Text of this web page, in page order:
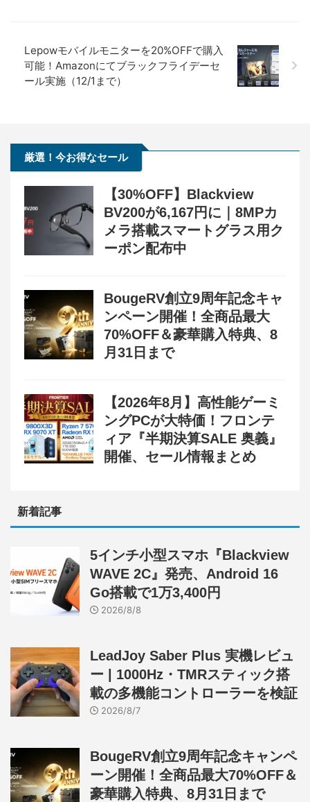
Lepowモバイルモニターを20%OFFで購入
可能！Amazonにてブラックフライデーセ
ール実施（12/1まで）
厳選！今お得なセール
【30%OFF】Blackview
BV200が6,167円に｜8MPカ
メラ搭載スマートグラス用ク
ーポン配布中
BougeRV創立9周年記念キャ
ンペーン開催！全商品最大
70%OFF＆豪華購入特典、8
月31日まで
【2026年8月】高性能ゲーミ
ングPCが大特価！フロンテ
ィア『半期決算SALE 奥義』
開催、セール情報まとめ
新着記事
5インチ小型スマホ『Blackview
WAVE 2C』発売、Android 16
Go搭載で1万3,400円
2026/8/8
LeadJoy Saber Plus 実機レビュ
ー | 1000Hz・TMRスティック搭
載の多機能コントローラーを検証
2026/8/7
BougeRV創立9周年記念キャンペ
ーン開催！全商品最大70%OFF＆
豪華購入特典、8月31日まで